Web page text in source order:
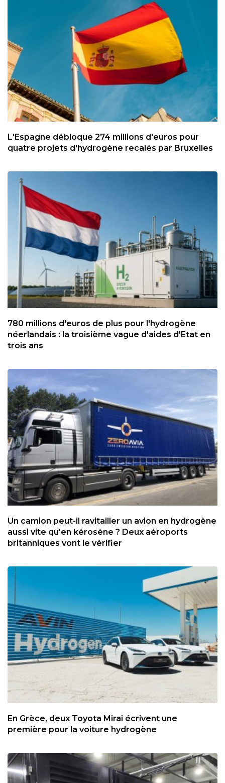
L'Espagne débloque 274 millions d'euros pour
quatre projets d'hydrogène recalés par Bruxelles
780 millions d'euros de plus pour l'hydrogène
néerlandais : la troisième vague d'aides d'Etat en
trois ans
Un camion peut-il ravitailler un avion en hydrogène
aussi vite qu'en kérosène ? Deux aéroports
britanniques vont le vérifier
En Grèce, deux Toyota Mirai écrivent une
première pour la voiture hydrogène